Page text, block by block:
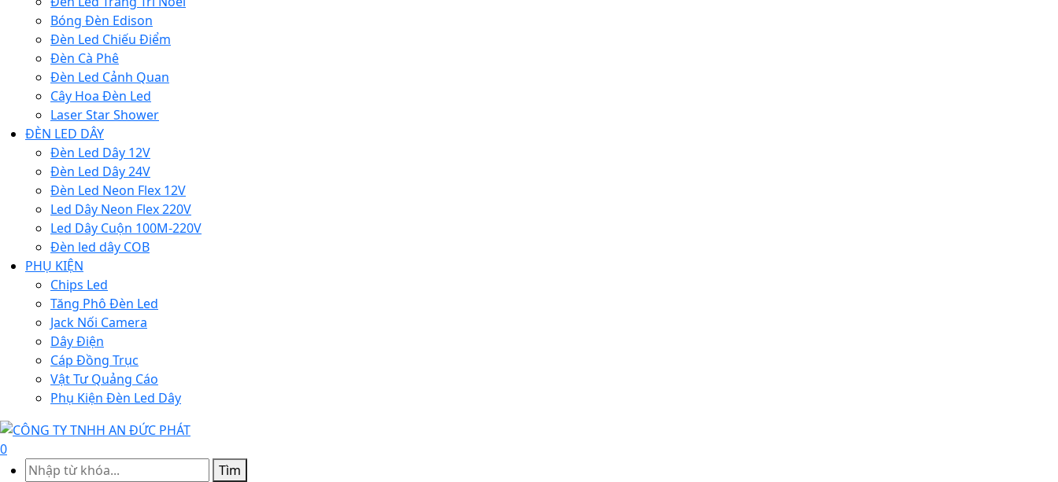
Bóng Đèn Edison
Đèn Led Chiếu Điểm
Đèn Cà Phê
Đèn Led Cảnh Quan
Cây Hoa Đèn Led
Laser Star Shower
ĐÈN LED DÂY
Đèn Led Dây 12V
Đèn Led Dây 24V
Đèn Led Neon Flex 12V
Led Dây Neon Flex 220V
Led Dây Cuộn 100M-220V
Đèn led dây COB
PHỤ KIỆN
Chips Led
Tăng Phô Đèn Led
Jack Nối Camera
Dây Điện
Cáp Đồng Trục
Vật Tư Quảng Cáo
Phụ Kiện Đèn Led Dây
0
Tìm